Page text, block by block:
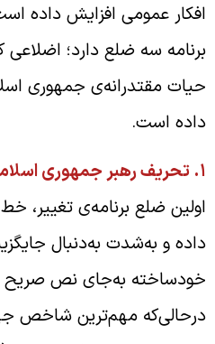
عمومی افزایش داده
سه ضلع دارد؛ اضلاعی
مقتدرانه‌ی جمهوری
است.
.تحریف رهبر جمهوری
ضلع برنامه‌ی تغییر، خط
و به‌شدت به‌دنبال
به‌جای نص صریح و
مهم‌ترین شاخص